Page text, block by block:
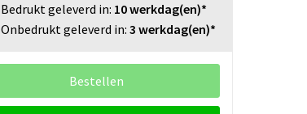
Bedrukt geleverd in: 10 werkdag(en)*
Onbedrukt geleverd in: 3 werkdag(en)*
Bestellen